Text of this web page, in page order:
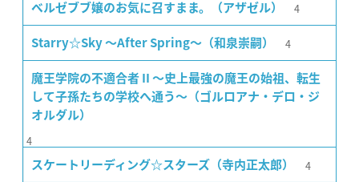
ベルゼブブ嬢のお気に召すまま。（アザゼル） 4
Starry☆Sky 〜After Spring〜（和泉崇嗣） 4
魔王学院の不適合者 II 〜史上最強の魔王の始祖、転生
して子孫たちの学校へ通う〜（ゴルロアナ・デロ・ジ
オルダル）
4
スケートリーディング☆スターズ（寺内正太郎） 4